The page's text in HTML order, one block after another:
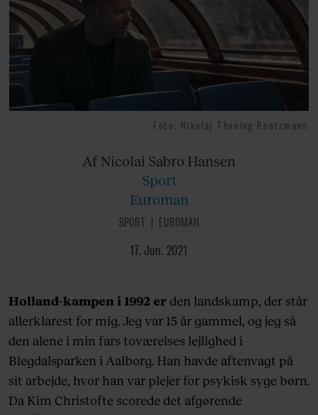
Foto: Nikolaj Thaning Rentzmann
Af Nicolai Sabro Hansen
Sport
Euroman
SPORT
EUROMAN
17. Jun. 2021
Holland-kampen i 1992 er den landskamp, der står
allerklarest for mig. Jeg var 15 år gammel, og jeg så
den alene i min fars toværelses lejlighed i
Blegdalsparken i Aalborg. Han havde aftenvagt på
sit arbejde, hvor han var plejer for psykisk syge børn.
Da Kim Christofte scorede det afgørende